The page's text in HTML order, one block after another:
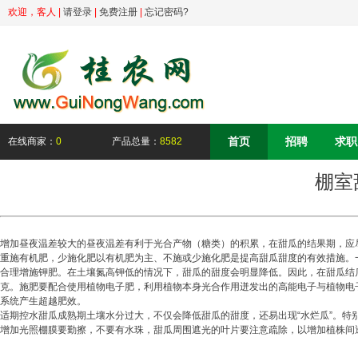
欢迎， 客人 请登录 免费注册 忘记密码?
在线商家： 0 产品总量： 8582 首页 招聘 求职
棚室
增加昼夜温差较大的昼夜温差有利于光合产物（糖类）的积累，在甜瓜的结果期，
重施有机肥，少施化肥以有机肥为主、不施或少施化肥是提高甜瓜甜度的有效措施
合理增施钾肥。在土壤氮高钾低的情况下，甜瓜的甜度会明显降低。因此，在甜瓜
克。施肥要配合使用植物电子肥，利用植物本身光合作用迸发出的高能电子与植物
系统产生超越肥效。
适期控水甜瓜成熟期土壤水分过大，不仅会降低甜瓜的甜度，还易出现“水烂瓜”。
增加光照棚膜要勤擦，不要有水珠，甜瓜周围遮光的叶片要注意疏除，以增加植株